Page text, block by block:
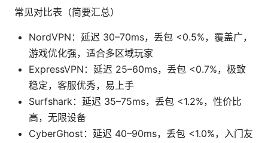
常见对比表（简要汇总）
NordVPN：延迟 30–70ms，丢包 <0.5%，覆盖广，
游戏优化强，适合多区域玩家
ExpressVPN：延迟 25–60ms，丢包 <0.7%，极致
稳定，客服优秀，易上手
Surfshark：延迟 35–75ms，丢包 <1.2%，性价比
高，无限设备
CyberGhost：延迟 40–90ms，丢包 <1.0%，入门友